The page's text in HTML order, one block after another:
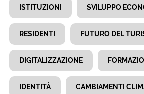
ISTITUZIONI SVILUPPO
RESIDENTI FUTURO DEL
DIGITALIZZAZIONE
IDENTITÀ CAMBIAMENTI